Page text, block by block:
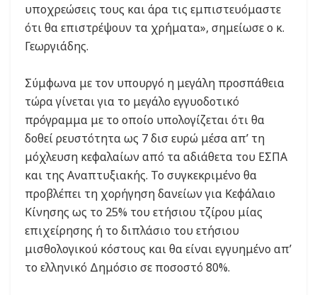
υποχρεώσεις τους και άρα τις εμπιστευόμαστε
ότι θα επιστρέψουν τα χρήματα», σημείωσε ο κ.
Γεωργιάδης.
Σύμφωνα με τον υπουργό η μεγάλη προσπάθεια
τώρα γίνεται για το μεγάλο εγγυοδοτικό
πρόγραμμα με το οποίο υπολογίζεται ότι θα
δοθεί ρευστότητα ως 7 δισ ευρώ μέσα απ’ τη
μόχλευση κεφαλαίων από τα αδιάθετα του ΕΣΠΑ
και της Αναπτυξιακής. Το συγκεκριμένο θα
προβλέπει τη χορήγηση δανείων για Κεφάλαιο
Κίνησης ως το 25% του ετήσιου τζίρου μίας
επιχείρησης ή το διπλάσιο του ετήσιου
μισθολογικού κόστους και θα είναι εγγυημένο απ’
το ελληνικό Δημόσιο σε ποσοστό 80%.